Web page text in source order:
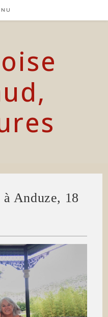
Anduze, 18